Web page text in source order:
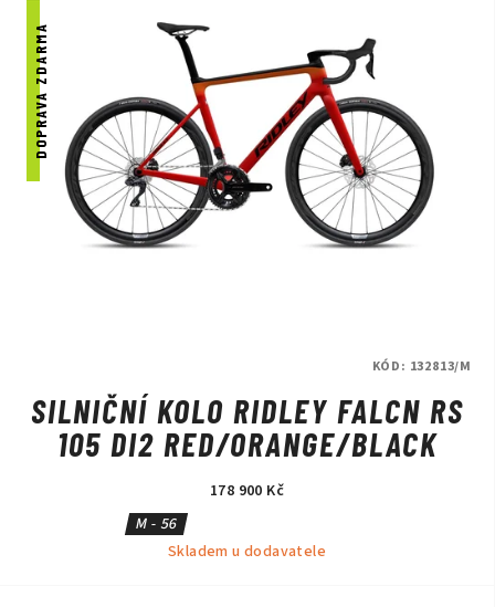
DOPRAVA ZDARMA
SILNIČNÍ KOLO RIDLEY FALCN RS
105 DI2 RED/ORANGE/BLACK
178 900 Kč
M - 56
Skladem u dodavatele
KÓD: 132813/M